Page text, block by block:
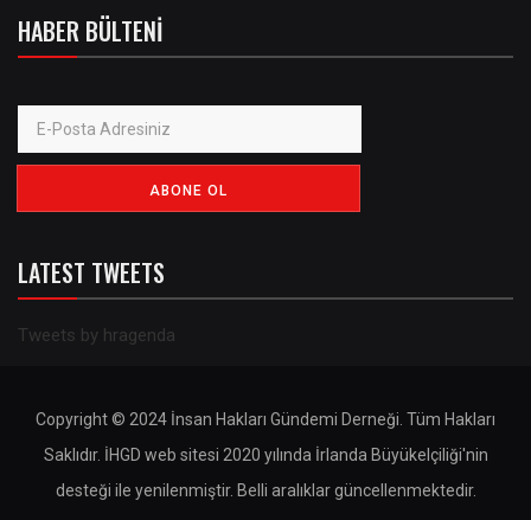
HABER BÜLTENI
LATEST TWEETS
Tweets by hragenda
Copyright © 2024 İnsan Hakları Gündemi Derneği. Tüm Hakları
Saklıdır. İHGD web sitesi 2020 yılında İrlanda Büyükelçiliği'nin
desteği ile yenilenmiştir. Belli aralıklar güncellenmektedir.